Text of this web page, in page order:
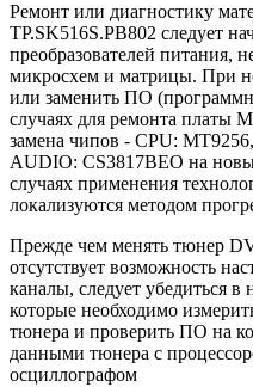
Ремонт или диагностику
TP.SK516S.PB802 следует
преобразователей питания,
микросхем и матрицы. При
или заменить ПО
случаях для ремонта платы
замена чипов - CPU:
AUDIO: CS3817BEO на
случаях применения
локализуются методом
Прежде чем менять тюнер
отсутствует возможность
каналы, следует убедиться
которые необходимо
тюнера и проверить ПО на
данными тюнера с
осциллографом